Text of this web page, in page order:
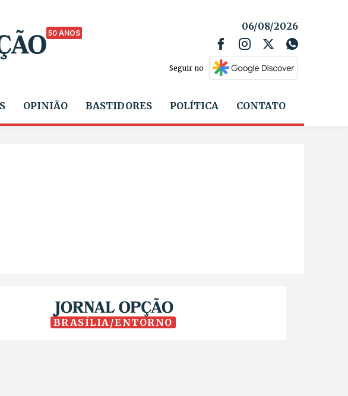
50 ANOS
06/08/2026
Seguir no
OPINIÃO BASTIDORES POLÍTICA CONTATO
BRASÍLIA/ENTORNO